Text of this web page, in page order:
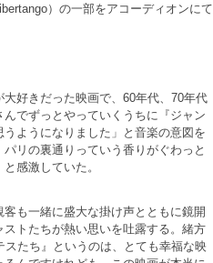
）の一部をアコーディオンにて
好きだった映画で、60年代、70年代
でずっとやっていくうちに『ジャン
ようになりました」と音楽の意図を
リの裏通りっていう香りがぐわっと
感激していた。
も一緒に盛大な掛け声とともに鏡開
トたちが熱い思いを吐露する。緒方
たち』というのは、とても幸福な映